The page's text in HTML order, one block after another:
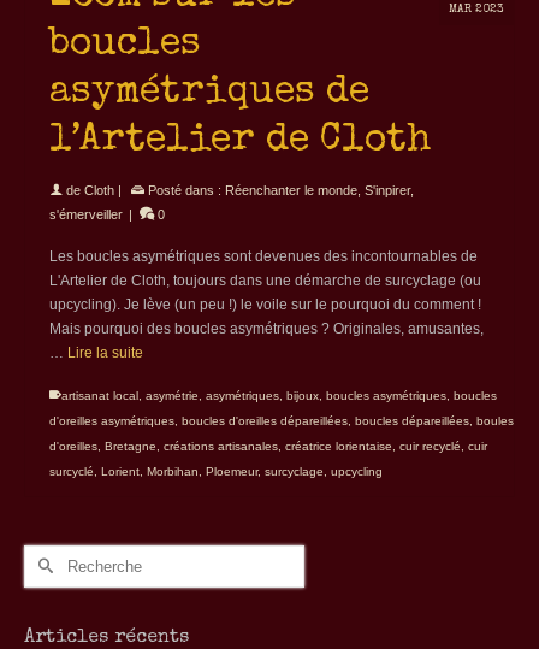
MAR 2023
boucles
asymétriques de
l’Artelier de Cloth
de Cloth | Posté dans : Réenchanter le monde S'inpirer,
s'émerveiller | 0
Les boucles asymétriques sont devenues des incontournables de
L'Artelier de Cloth, toujours dans une démarche de surcyclage (ou
upcycling). Je lève (un peu !) le voile sur le pourquoi du comment !
Mais pourquoi des boucles asymétriques ? Originales, amusantes,
Lire la suite
artisanat local asymétrie asymétriques bijoux boucles asymétriques boucles
d'oreilles asymétriques boucles d'oreilles dépareillées boucles dépareillées boules
d'oreilles Bretagne créations artisanales créatrice lorientaise cuir recyclé
cuir
surcyclé
Lorient Morbihan Ploemeur, surcyclage upcycling
Rechercher :
Articles récents